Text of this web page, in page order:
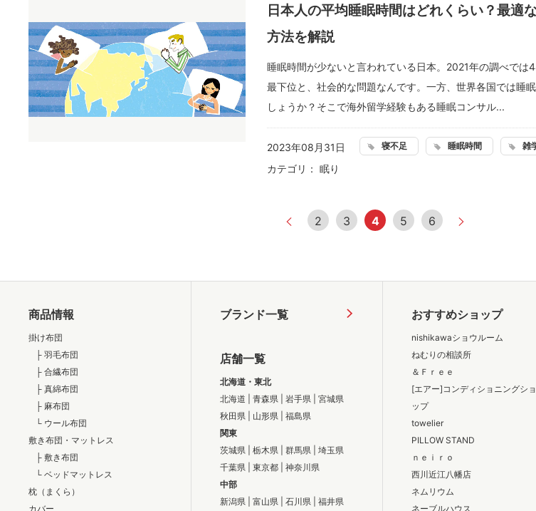
日本人の平均睡眠時間はどれくらい？最適
方法を解説
睡眠時間が少ないと言われている日本。2021年の調べでは
最下位と、社会的な問題なんです。一方、世界各国では睡
しょうか？そこで海外留学経験もある睡眠コンサル...
2023年08月31日 寝不足 睡眠時間 雑
カテゴリ： 眠り
2 3 4 5 6
商品情報
掛け布団
├ 羽毛布団
├ 合繊布団
├ 真綿布団
├ 麻布団
└ ウール布団
敷き布団・マットレス
├ 敷き布団
└ ベッドマットレス
枕（まくら）
カバー
ブランド一覧
店舗一覧
北海道・東北
北海道
青森県 岩手県
宮城県
秋田県
山形県
福島県
関東
茨城県
栃木県 群馬県
埼玉県
千葉県
東京都| 神奈川県
中部
新潟県
富山県 石川県 福井県
おすすめショップ
nishikawaショウルーム
ねむりの相談所
＆Ｆｒｅｅ
[エアー]コンディショニングショ
ップ
towelier
PILLOW STAND
ｎｅｉｒｏ
西川近江八幡店
ネムリウム
ネーブルハウス